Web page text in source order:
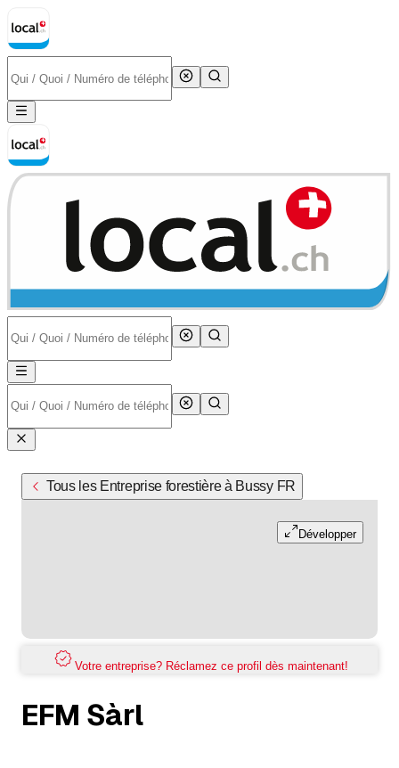
Tous les Entreprise forestière à Bussy FR
Développer
Votre entreprise? Réclamez ce profil dès maintenant!
EFM Sàrl